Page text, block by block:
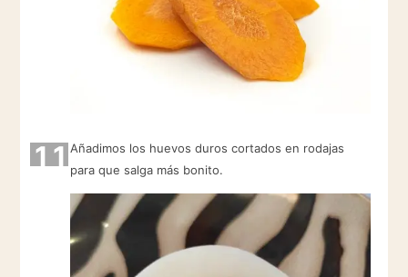
11 Añadimos los huevos duros cortados en rodajas
para que salga más bonito.